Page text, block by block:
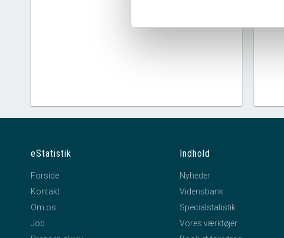
eStatistik
Forside
Kontakt
Om os
Job
Indhold
Nyheder
Vidensbank
Specialstatistik
Vores værktøjer